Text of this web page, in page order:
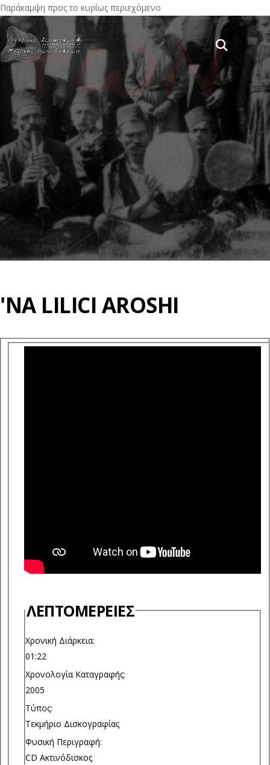
Παράκαμψη προς το κυρίως περιεχόμενο
'NA LILICI AROSHI
ΛΕΠΤΟΜΈΡΕΙΕΣ
Χρονική Διάρκεια:
01:22
Χρονολογία Καταγραφής:
2005
Τύπος:
Τεκμήριο Δισκογραφίας
Φυσική Περιγραφή:
CD Ακτινόδισκος